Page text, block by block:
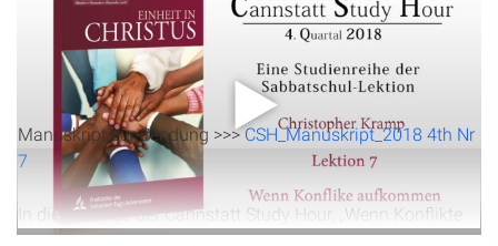
12. November 2018 1.434Klicks Download
Manuskript zur Sendung >>>CSH_Manuskript_2018 4th Nr
7
In dieser Folge der Cannstatt Study Hour, „Wenn Konflikte
aufkommen“, beleuchtet Christopher Kramp anhand von
Kontakt
Spenden